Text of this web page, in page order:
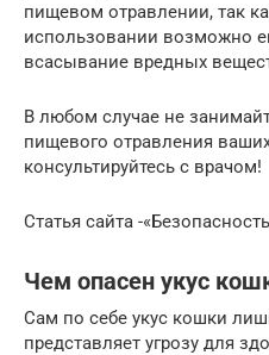
пищевом отравлении, так
использовании возможно
всасывание вредных
В любом случае не
пищевого отравления
консультируйтесь с врачом!
Статья сайта -
Чем опасен укус
Сам по себе укус кошки
представляет угрозу для